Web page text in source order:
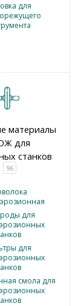
для
материалы
для
станков
96
для
для
смола для